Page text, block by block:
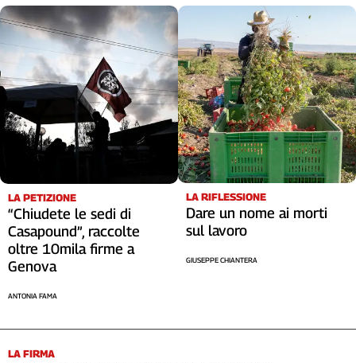
Piemonte
Puglia
Sardegna
Sicilia
Toscana
Trentino
Umbria
Veneto
Archivio
Storico
1955-
2014
LA PETIZIONE
“Chiudete le sedi di
Casapound”, raccolte
oltre 10mila firme a
Genova
ANTONIA FAMA
LA RIFLESSIONE
Dare un nome ai morti
sul lavoro
GIUSEPPE CHIANTERA
LA FIRMA